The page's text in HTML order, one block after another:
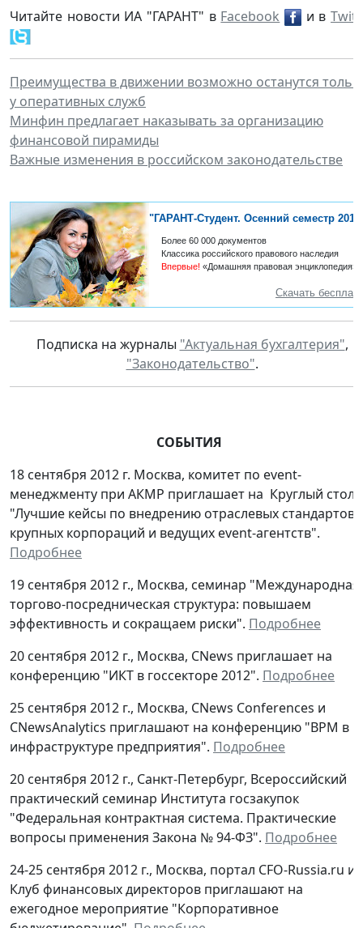
Читайте новости ИА "ГАРАНТ" в Facebook и в
Преимущества в движении возможно останутся
у оперативных служб
Минфин предлагает наказывать за организацию
финансовой пирамиды
Важные изменения в российском законодательстве
"ГАРАНТ-Студент. Осенний семестр
Более 60 000 документов
Классика российского правового наследия
Впервые! «Домашняя правовая энциклопедия»
Скачать
Подписка на журналы "Актуальная бухгалтерия",
"Законодательство".
СОБЫТИЯ
18 сентября 2012 г. Москва, комитет по event-
менеджменту при АКМР приглашает на Круглый стол:
"Лучшие кейсы по внедрению отраслевых стандартов
крупных корпораций и ведущих event-агентств".
Подробнее
19 сентября 2012 г., Москва, семинар "Международная
торгово-посредническая структура: повышаем
эффективность и сокращаем риски". Подробнее
20 сентября 2012 г., Москва, CNews приглашает на
конференцию "ИКТ в госсекторе 2012". Подробнее
25 сентября 2012 г., Москва, CNews Conferences и
CNewsAnalytics приглашают на конференцию "ВРМ в
инфраструктуре предприятия". Подробнее
20 сентября 2012 г., Санкт-Петербург, Всероссийский
практический семинар Института госзакупок
"Федеральная контрактная система. Практические
вопросы применения Закона № 94-ФЗ". Подробнее
24-25 сентября 2012 г., Москва, портал CFO-Russia.ru и
Клуб финансовых директоров приглашают на
ежегодное мероприятие "Корпоративное